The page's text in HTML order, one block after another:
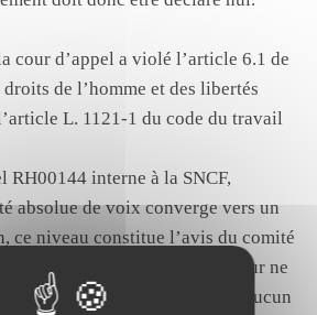
cour d’appel a violé l’article 6.1 de
de l’homme et des libertés
L. 1121-1 du code du travail
RH00144 interne à la SNCF,
absolue de voix converge vers un
ce niveau constitue l’avis du comité
alors un seul niveau, le directeur ne
sanction plus sévère. Lorsqu’aucun